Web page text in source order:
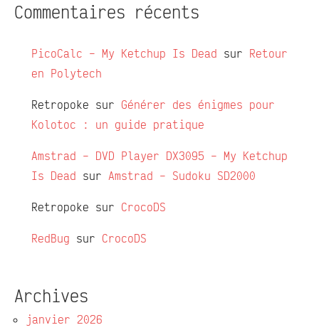
Commentaires récents
PicoCalc – My Ketchup Is Dead sur Retour
en Polytech
Retropoke sur Générer des énigmes pour
Kolotoc : un guide pratique
Amstrad – DVD Player DX3095 – My Ketchup
Is Dead sur Amstrad – Sudoku SD2000
Retropoke sur CrocoDS
RedBug sur CrocoDS
Archives
janvier 2026